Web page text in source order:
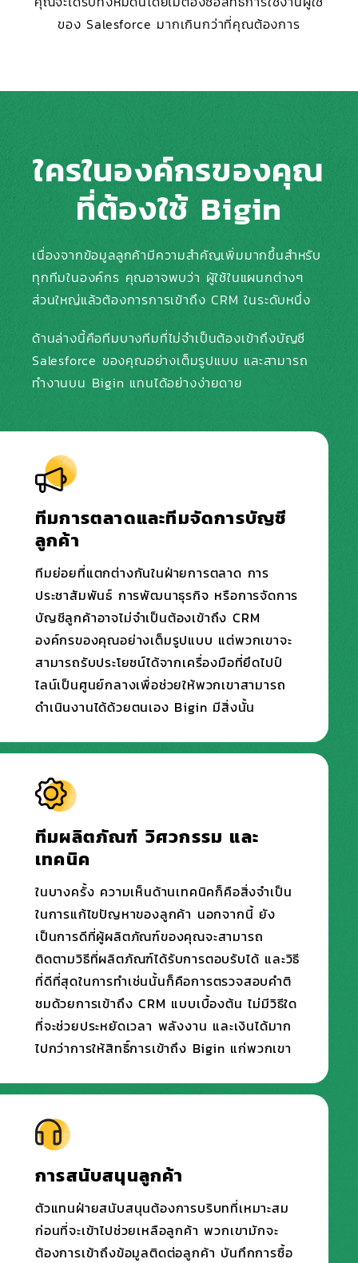
ของ Salesforce มากเกินกว่าที่คุณต้องการ
ใครในองค์กรของคุณ
ที่ต้องใช้ Bigin
เนื่องจากข้อมูลลูกค้ามีความสำคัญเพิ่มมากขึ้นสำหรับ
ทุกทีมในองค์กร คุณอาจพบว่า ผู้ใช้ในแผนกต่างๆ
ส่วนใหญ่แล้วต้องการการเข้าถึง CRM ในระดับหนึ่ง
ด้านล่างนี้คือทีมบางทีมที่ไม่จำเป็นต้องเข้าถึงบัญชี
Salesforce ของคุณอย่างเต็มรูปแบบ และสามารถ
ทำงานบน Bigin แทนได้อย่างง่ายดาย
ทีมการตลาดและทีมจัดการบัญชี
ลูกค้า
ทีมย่อยที่แตกต่างกันในฝ่ายการตลาด การ
ประชาสัมพันธ์ การพัฒนาธุรกิจ หรือการจัดการ
บัญชีลูกค้าอาจไม่จำเป็นต้องเข้าถึง CRM
องค์กรของคุณอย่างเต็มรูปแบบ แต่พวกเขาจะ
สามารถรับประโยชน์ได้จากเครื่องมือที่ยึดไปป์
ไลน์เป็นศูนย์กลางเพื่อช่วยให้พวกเขาสามารถ
ดำเนินงานได้ด้วยตนเอง Bigin มีสิ่งนั้น
ทีมผลิตภัณฑ์ วิศวกรรม และ
เทคนิค
ในบางครั้ง ความเห็นด้านเทคนิคก็คือสิ่งจำเป็น
ในการแก้ไขปัญหาของลูกค้า นอกจากนี้ ยัง
เป็นการดีที่ผู้ผลิตภัณฑ์ของคุณจะสามารถ
ติดตามวิธีที่ผลิตภัณฑ์ได้รับการตอบรับได้ และวิธี
ที่ดีที่สุดในการทำเช่นนั้นก็คือการตรวจสอบคำติ
ชมด้วยการเข้าถึง CRM แบบเบื้องต้น ไม่มีวิธีใด
ที่จะช่วยประหยัดเวลา พลังงาน และเงินได้มาก
ไปกว่าการให้สิทธิ์การเข้าถึง Bigin แก่พวกเขา
การสนับสนุนลูกค้า
ตัวแทนฝ่ายสนับสนุนต้องการบริบทที่เหมาะสม
ก่อนที่จะเข้าไปช่วยเหลือลูกค้า พวกเขามักจะ
ต้องการเข้าถึงข้อมูลติดต่อลูกค้า บันทึกการซื้อ